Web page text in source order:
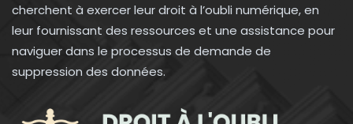
cherchent à exercer leur droit à l’oubli numérique, en
leur fournissant des ressources et une assistance pour
naviguer dans le processus de demande de
suppression des données.